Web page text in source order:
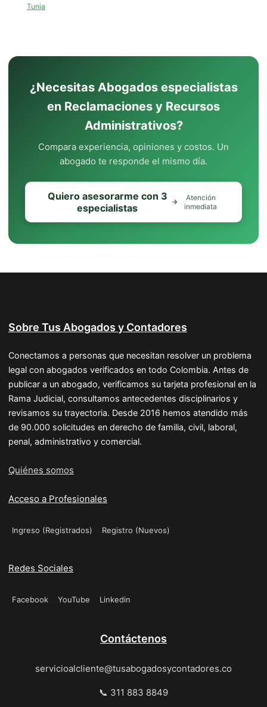
Tunja
¿Necesitas Abogados especialistas
en Reclamaciones y Recursos
Administrativos?
Compara experiencia, opiniones y costos. Un
abogado te responde el mismo día.
Quiero asesorarme con 3
especialistas
Atención
inmediata
Sobre Tus Abogados y Contadores
Conectamos a personas que necesitan resolver un problema
legal con abogados verificados en todo Colombia. Antes de
publicar a un abogado, verificamos su tarjeta profesional en la
Rama Judicial, consultamos antecedentes disciplinarios y
revisamos su trayectoria. Desde 2016 hemos atendido más
de 90.000 solicitudes en derecho de familia, civil, laboral,
penal, administrativo y comercial.
Quiénes somos
Acceso a Profesionales
Ingreso (Registrados) Registro (Nuevos)
Redes Sociales
Facebook YouTube Linkedin
Contáctenos
servicioalcliente@tusabogadosycontadores.co
📞 311 883 8849